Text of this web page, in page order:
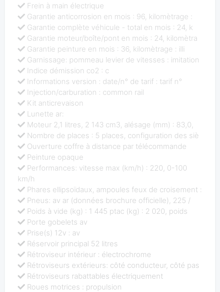
Frein à main électrique
Garantie anticorrosion en mois : 96, kilomètrage :
Garantie complète véhicule - total en mois : 24, k
Garantie moteur/boîte/pont en mois : 24, kilomètra
Garantie peinture en mois : 36, kilomètrage : illi
Garnissage: pommeau levier de vitesses : imitation
Indice démission co2 : c
Informations version : date/n° de tarif : tarif n°
Injection/carburation : common rail
Kit anticrevaison
Lunette ar:
Moteur 2,1 litres, 2 143 cm3, alésage (mm) : 83,0,
Nombre de places : 5 places, configuration des siè
Ouverture coffre à distance par télécommande
Peinture opaque
Performances: vitesse max (km/h) : 220, 0-100
km/h
Phares ellipsoïdaux, ampoules feux de croisement :
Pneus: av ar (données brochure officielle), 225 /
Poids à vide (kg) : 1 445 ptac (kg) : 2 020, poids
Porte gobelets av
Prise(s) 12v : av
Réservoir principal 52 litres
Rétroviseur intérieur : électrochrome
Rétroviseurs extérieurs: côté conducteur, côté pas
Rétroviseurs rabattables électriquement
Roues motrices : propulsion